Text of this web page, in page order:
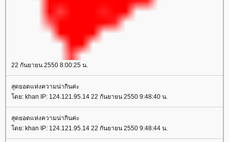
22 กันยายน 2550 8:00:25 น.
สุดยอดแห่งความน่ากินค่ะ
โดย: khan IP: 124.121.95.14 22 กันยายน 2550 9:48:40 น.
สุดยอดแห่งความน่ากินค่ะ
โดย: khan IP: 124.121.95.14 22 กันยายน 2550 9:48:44 น.